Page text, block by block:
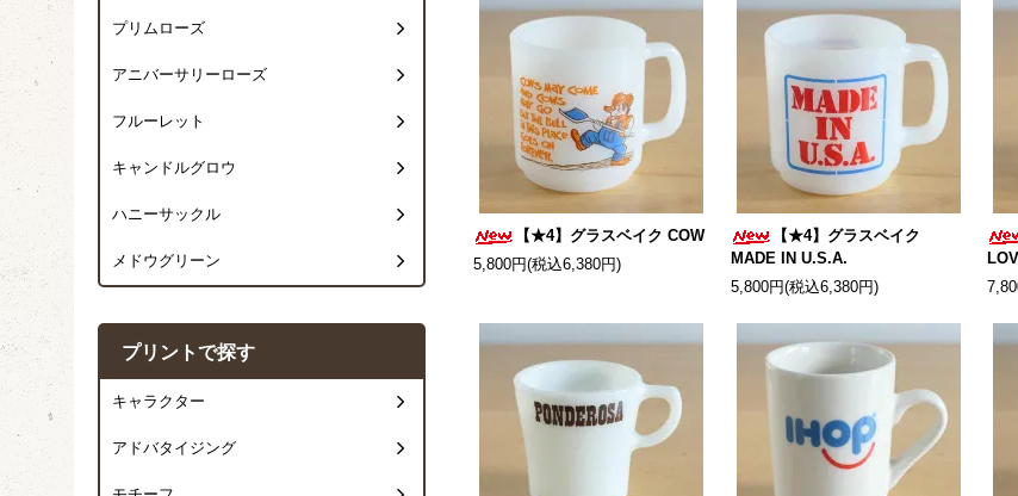
【★4】グラスベイク COW
5,800円(税込6,380円)
【★4】グラスベイク
MADE IN U.S.A.
5,800円(税込6,380円)
プリムローズ
アニバーサリーローズ
フルーレット
キャンドルグロウ
ハニーサックル
メドウグリーン
プリントで探す
キャラクター
アドバタイジング